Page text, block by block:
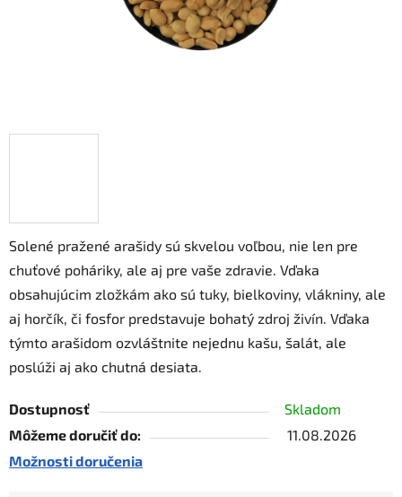
Solené pražené arašidy sú skvelou voľbou, nie len pre
chuťové poháriky, ale aj pre vaše zdravie. Vďaka
obsahujúcim zložkám ako sú tuky, bielkoviny, vlákniny, ale
aj horčík, či fosfor predstavuje bohatý zdroj živín. Vďaka
týmto arašidom ozvláštnite nejednu kašu, šalát, ale
poslúži aj ako chutná desiata.
Dostupnosť
Skladom
Môžeme doručiť do:
11.08.2026
Možnosti doručenia